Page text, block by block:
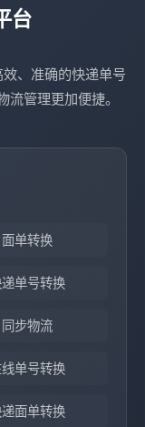
台
、准确的快递单号
管理更加便捷。
面单转换
单号转换
同步物流
单号转换
面单转换